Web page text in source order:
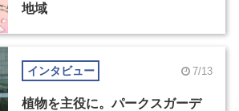
地域
インタビュー 7/13
植物を主役に。パークスガーデ